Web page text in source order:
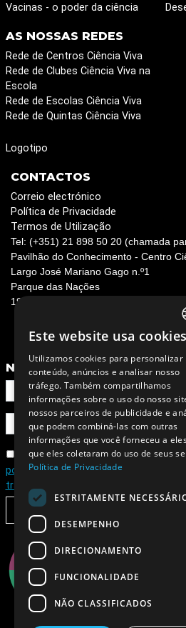
Vacinas - o poder da ciência
AS NOSSAS REDES
Rede de Centros Ciência Viva
Rede de Clubes Ciência Viva na
Escola
Rede de Escolas Ciência Viva
Rede de Quintas Ciência Viva
Logotipo
CONTACTOS
Correio electrónico
Política de Privacidade
Termos de Utilização
Tel: (+351) 21 898 50 20 (chamada
Pavilhão do Conhecimento - Centro
Largo José Mariano Gago n.º1
Parque das Nações
1990-073 Lisboa, Portugal
NEWSLETTER
Concordo com a
política de privacidade e de
tratamento de dados pessoais
SUBSCREVER
Este website usa cookies
Utilizamos cookies para personalizar
conteúdo, anúncios e analisar nosso
tráfego. Também compartilhamos
informações sobre o uso do nosso
nossos parceiros de publicidade e
que podem combiná-las com outras
informações que você forneceu a
que eles coletaram do uso de seus
Política de Privacidade
ESTRITAMENTE
DESEMPENHO
DIRECIONAMENTO
FUNCIONALIDADE
NÃO CLASSIFICADOS